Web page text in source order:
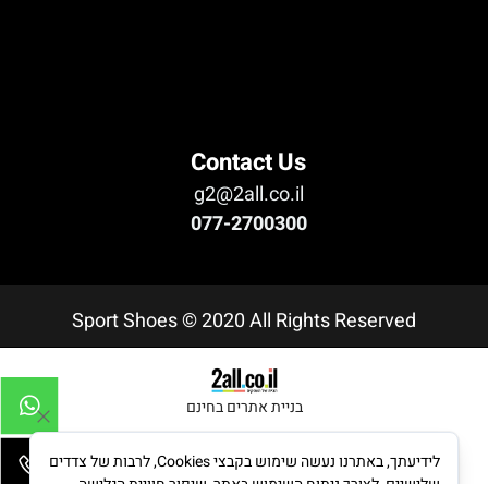
Contact Us
g2@2all.co.il
077-2700300
Sport Shoes © 2020 All Rights Reserved
בניית אתרים בחינם
לידיעתך, באתרנו נעשה שימוש בקבצי Cookies, לרבות של צדדים